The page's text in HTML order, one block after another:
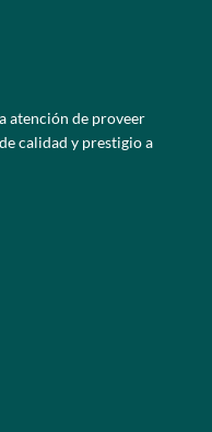
atención de proveer
calidad y prestigio a